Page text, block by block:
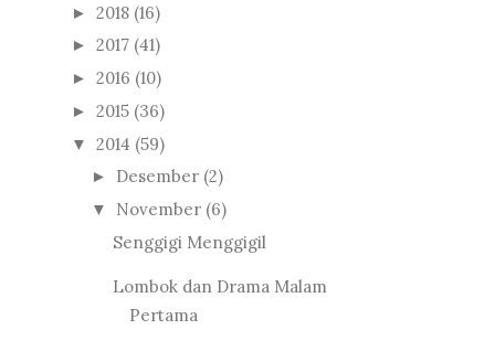
► 2018 (16)
► 2017 (41)
► 2016 (10)
► 2015 (36)
▼ 2014 (59)
► Desember (2)
▼ November (6)
Senggigi Menggigil
Lombok dan Drama Malam
Pertama